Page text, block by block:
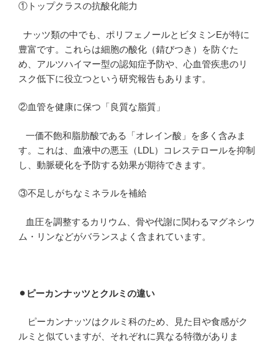
①トップクラスの抗酸化能力
ナッツ類の中でも、ポリフェノールとビタミンEが特に
豊富です。これらは細胞の酸化（錆びつき）を防ぐた
め、アルツハイマー型の認知症予防や、心血管疾患のリ
スク低下に役立つという研究報告もあります。
②血管を健康に保つ「良質な脂質」
一価不飽和脂肪酸である「オレイン酸」を多く含みま
す。これは、血液中の悪玉（LDL）コレステロールを抑制
し、動脈硬化を予防する効果が期待できます。
③不足しがちなミネラルを補給
血圧を調整するカリウム、骨や代謝に関わるマグネシウ
ム・リンなどがバランスよく含まれています。
⚫︎ ピーカンナッツとクルミの違い
ピーカンナッツはクルミ科のため、見た目や食感がク
ルミと似ていますが、それぞれに異なる特徴がありま